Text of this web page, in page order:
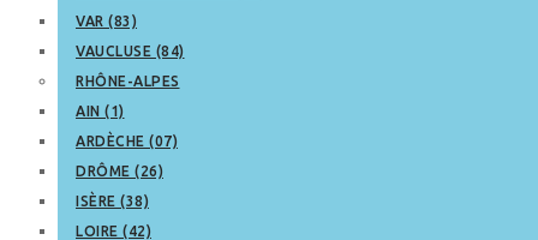
VAR (83)
VAUCLUSE (84)
RHÔNE-ALPES
AIN (1)
ARDÈCHE (07)
DRÔME (26)
ISÈRE (38)
LOIRE (42)